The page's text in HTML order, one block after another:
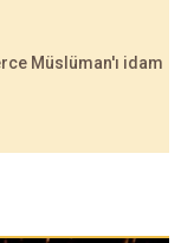
Müslüman'ı idam